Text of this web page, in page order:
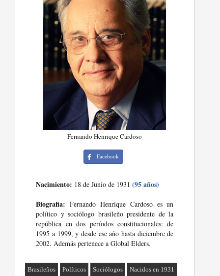
Fernando Henrique Cardoso
Facebook
Nacimiento: 18 de Junio de 1931(95 años)
Biografia: Fernando Henrique Cardoso es un
político y sociólogo brasileño presidente de la
república en dos períodos constitucionales: de
1995 a 1999, y desde ese año hasta diciembre de
2002. Además pertenece a Global Elders.
Brasileños Políticos Sociólogos Nacidos en 1931